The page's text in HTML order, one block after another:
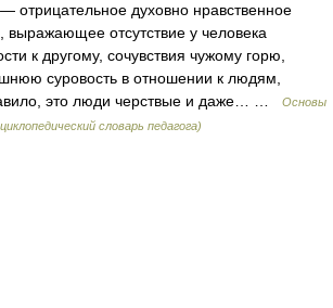
— отрицательное духовно нравственное
выражающее отсутствие у человека
к другому, сочувствия чужому горю,
суровость в отношении к людям,
это люди черствые и даже… …
Основы
словарь педагога)